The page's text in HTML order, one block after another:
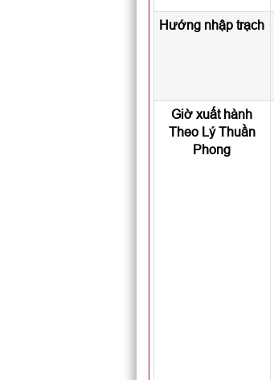
Hướng nhập trạch
Giờ xuất hành
Theo Lý Thuần
Phong